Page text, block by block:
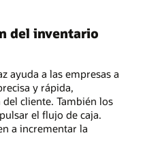
del inventario
ayuda a las empresas a
y rápida,
cliente. También los
el flujo de caja.
a incrementar la